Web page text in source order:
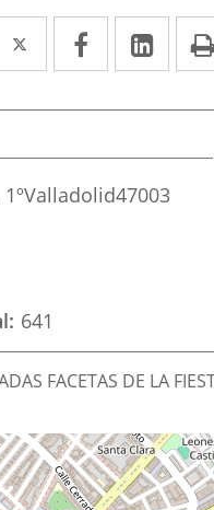
Twitter
Enlace
a
una
externa.
Facebook
Enlace
a
una
externa.
a
una
Valladolid47003
641
FACETAS DE LA